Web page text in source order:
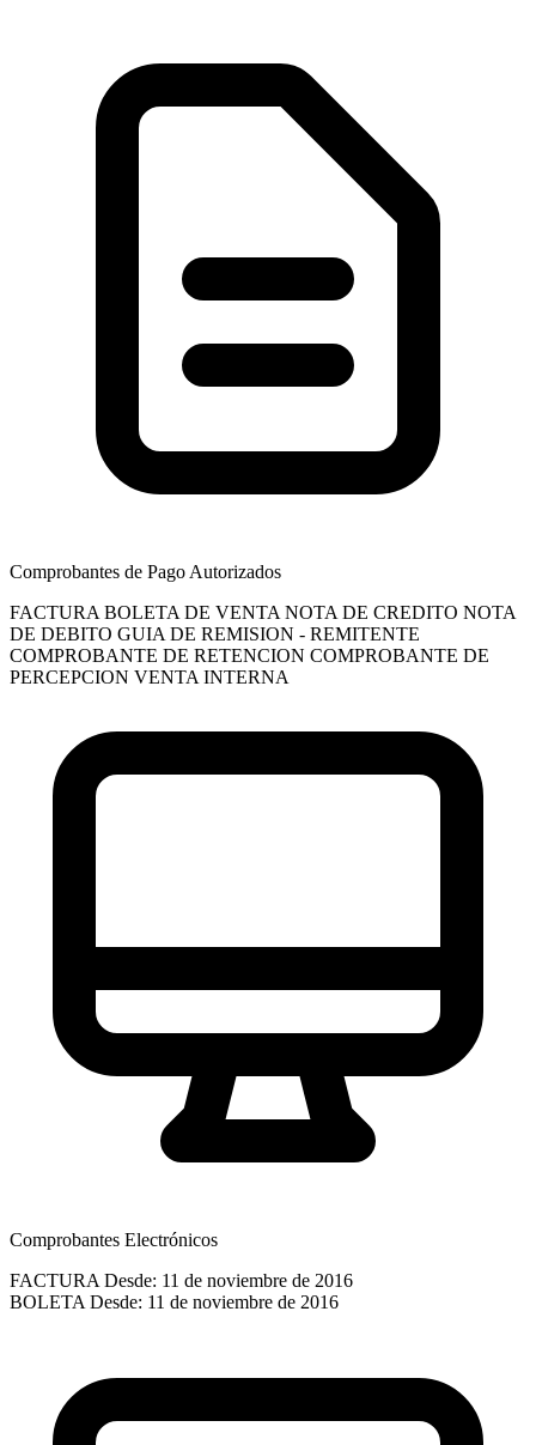
Comprobantes de Pago Autorizados
FACTURA BOLETA DE VENTA NOTA DE CREDITO NOTA
DE DEBITO GUIA DE REMISION - REMITENTE
COMPROBANTE DE RETENCION COMPROBANTE DE
PERCEPCION VENTA INTERNA
Comprobantes Electrónicos
FACTURA Desde: 11 de noviembre de 2016
BOLETA Desde: 11 de noviembre de 2016